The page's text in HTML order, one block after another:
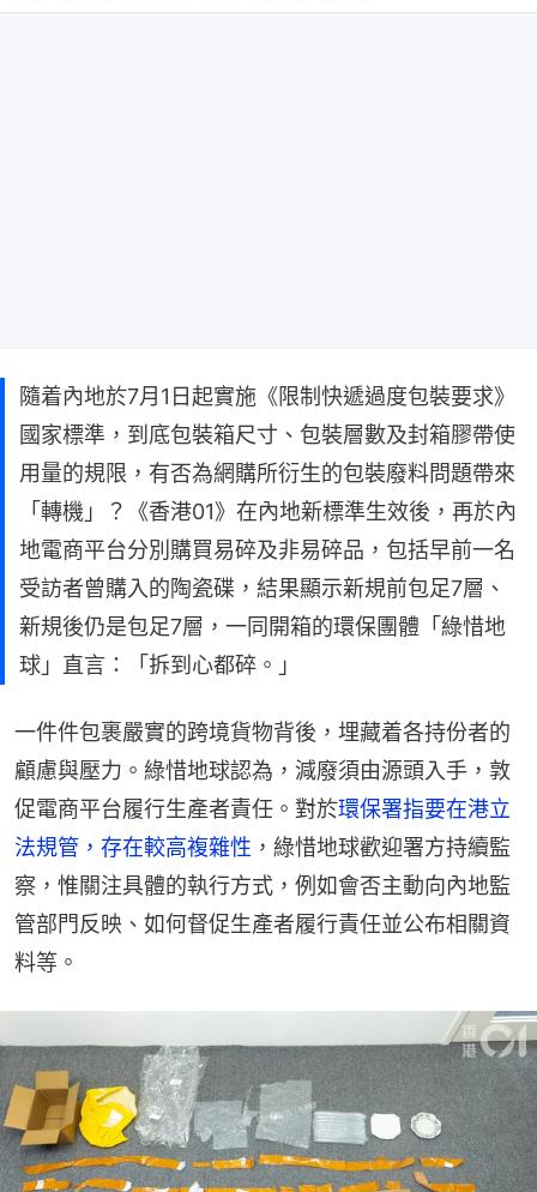
隨着內地於7月1日起實施《限制快遞過度包裝要求》
國家標準，到底包裝箱尺寸、包裝層數及封箱膠帶使
用量的規限，有否為網購所衍生的包裝廢料問題帶來
「轉機」？《香港01》在內地新標準生效後，再於內
地電商平台分別購買易碎及非易碎品，包括早前一名
受訪者曾購入的陶瓷碟，結果顯示新規前包足7層、
新規後仍是包足7層，一同開箱的環保團體「綠惜地
球」直言：「拆到心都碎。」
一件件包裹嚴實的跨境貨物背後，埋藏着各持份者的
顧慮與壓力。綠惜地球認為，減廢須由源頭入手，敦
促電商平台履行生產者責任。對於環保署指要在港立
法規管，存在較高複雜性 ，綠惜地球歡迎署方持續監
察，惟關注具體的執行方式，例如會否主動向內地監
管部門反映、如何督促生產者履行責任並公布相關資
料等。